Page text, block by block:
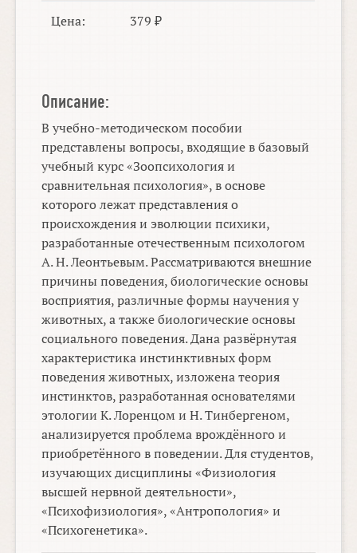
Цена: 379 ₽
Описание:
В учебно-методическом пособии
представлены вопросы, входящие в базовый
учебный курс «Зоопсихология и
сравнительная психология», в основе
которого лежат представления о
происхождения и эволюции психики,
разработанные отечественным психологом
А. Н. Леонтьевым. Рассматриваются внешние
причины поведения, биологические основы
восприятия, различные формы научения у
животных, а также биологические основы
социального поведения. Дана развёрнутая
характеристика инстинктивных форм
поведения животных, изложена теория
инстинктов, разработанная основателями
этологии К. Лоренцом и Н. Тинбергеном,
анализируется проблема врождённого и
приобретённого в поведении. Для студентов,
изучающих дисциплины «Физиология
высшей нервной деятельности»,
«Психофизиология», «Антропология» и
«Психогенетика».